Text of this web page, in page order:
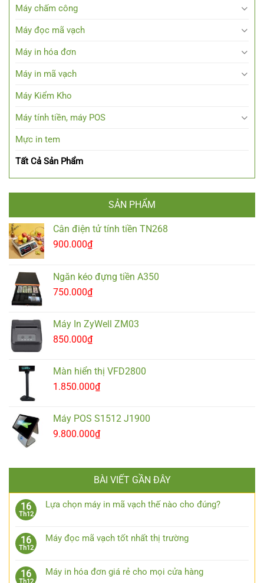
Máy chấm công
Máy đọc mã vạch
Máy in hóa đơn
Máy in mã vạch
Máy Kiểm Kho
Máy tính tiền, máy POS
Mực in tem
Tất Cả Sản Phẩm
SẢN PHẨM
Cân điện tử tính tiền TN268
900.000₫
Ngăn kéo đựng tiền A350
750.000₫
Máy In ZyWell ZM03
850.000₫
Màn hiển thị VFD2800
1.850.000₫
Máy POS S1512 J1900
9.800.000₫
BÀI VIẾT GẦN ĐÂY
16
Th12
Lựa chọn máy in mã vạch thế nào cho đúng?
16
Th12
Máy đọc mã vạch tốt nhất thị trường
16
Th12
Máy in hóa đơn giá rẻ cho mọi cửa hàng